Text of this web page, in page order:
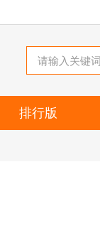
排行版